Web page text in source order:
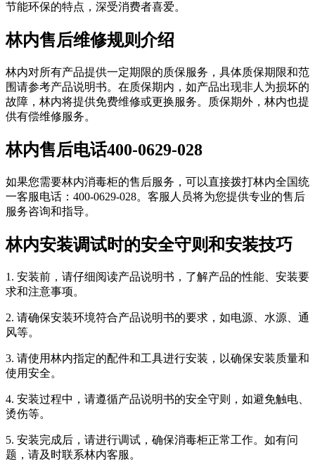
节能环保的特点，深受消费者喜爱。
林内售后维修规则介绍
林内对所有产品提供一定期限的质保服务，具体质保期限和范
围请参考产品说明书。在质保期内，如产品出现非人为损坏的
故障，林内将提供免费维修或更换服务。质保期外，林内也提
供有偿维修服务。
林内售后电话400-0629-028
如果您需要林内消毒柜的售后服务，可以直接拨打林内全国统
一客服电话：400-0629-028。客服人员将为您提供专业的售后
服务咨询和指导。
林内安装调试时的安全守则和安装技巧
1. 安装前，请仔细阅读产品说明书，了解产品的性能、安装要
求和注意事项。
2. 请确保安装环境符合产品说明书的要求，如电源、水源、通
风等。
3. 请使用林内指定的配件和工具进行安装，以确保安装质量和
使用安全。
4. 安装过程中，请遵循产品说明书的安全守则，如避免触电、
烫伤等。
5. 安装完成后，请进行调试，确保消毒柜正常工作。如有问
题，请及时联系林内客服。